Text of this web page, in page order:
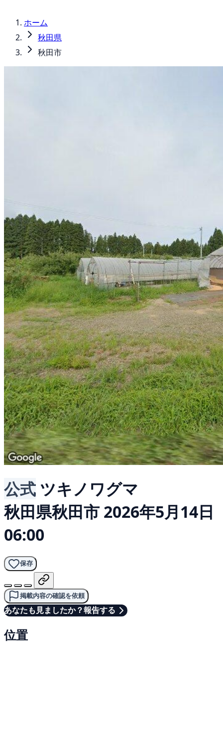
ホーム
秋田県
秋田市
公式 ツキノワグマ
秋田県秋田市 2026年5月14日
06:00
保存
掲載内容の確認を依頼
あなたも見ましたか？報告する
位置